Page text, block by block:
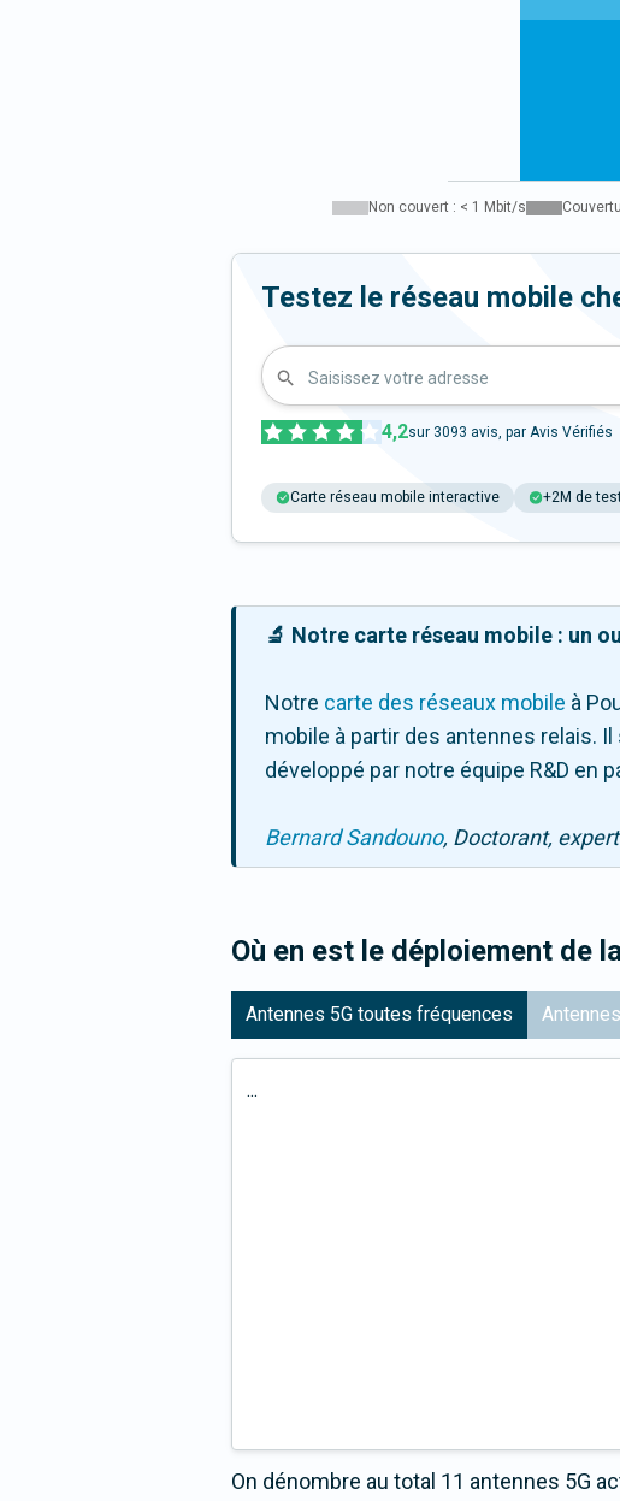
Non couvert : < 1 Mbit/s
Testez le réseau mobile
Saisissez votre adresse
4,2sur 3093 avis, par Avis Vérifiés
Carte réseau mobile interactive +2M de
🔬 Notre carte réseau mobile : un
Notre carte des réseaux mobile à
mobile à partir des antennes relais.
développé par notre équipe R&D en
Bernard Sandouno, Doctorant,
Où en est le déploiement de
Antennes 5G toutes fréquences
...
On dénombre au total 11 antennes 5G